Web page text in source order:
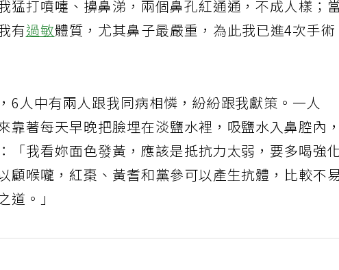
猛打噴嚏、擤鼻涕，兩個鼻孔紅通通，不成人樣；
有過敏體質，尤其鼻子最嚴重，為此我已進4次手術
6人中有兩人跟我同病相憐，紛紛跟我獻策。一人
靠著每天早晚把臉埋在淡鹽水裡，吸鹽水入鼻腔內，
「我看妳面色發黃，應該是抵抗力太弱，要多喝強化
顧喉嚨，紅棗、黃耆和黨參可以產生抗體，比較不
道。」